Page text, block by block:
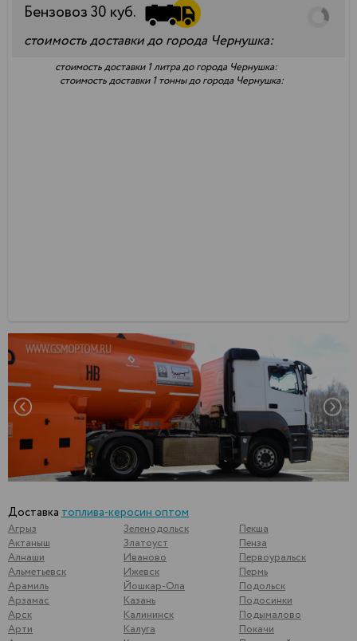
Бензовоз30 куб.
стоимость доставки до города Чернушка:
стоимость доставки 1 литра до города Чернушка:
стоимость доставки 1 тонны до города Чернушка:
Доставка топлива-керосин оптом
Агрыз
Актаныш
Алнаши
Альметьевск
Арамиль
Арзамас
Арск
Арти
Зеленодольск
Златоуст
Иваново
Ижевск
Йошкар-Ола
Казань
Калининск
Калуга
Пекша
Пенза
Первоуральск
Пермь
Подольск
Подосинки
Подымалово
Покачи